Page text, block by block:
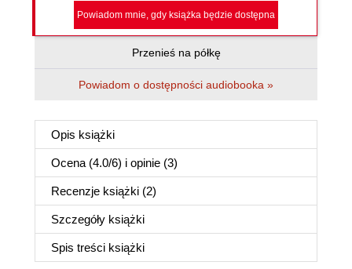
Powiadom mnie, gdy książka będzie dostępna
Przenieś na półkę
Powiadom o dostępności audiobooka »
Opis książki
Ocena (4.0/6) i opinie (3)
Recenzje książki (2)
Szczegóły książki
Spis treści książki